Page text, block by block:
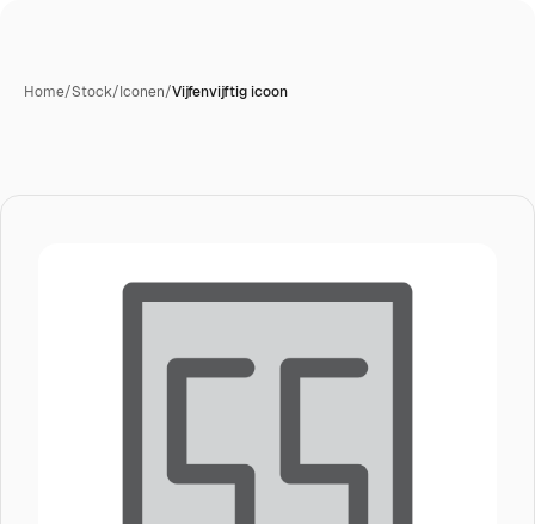
Home/Stock/Iconen/Vijfenvijftig icoon